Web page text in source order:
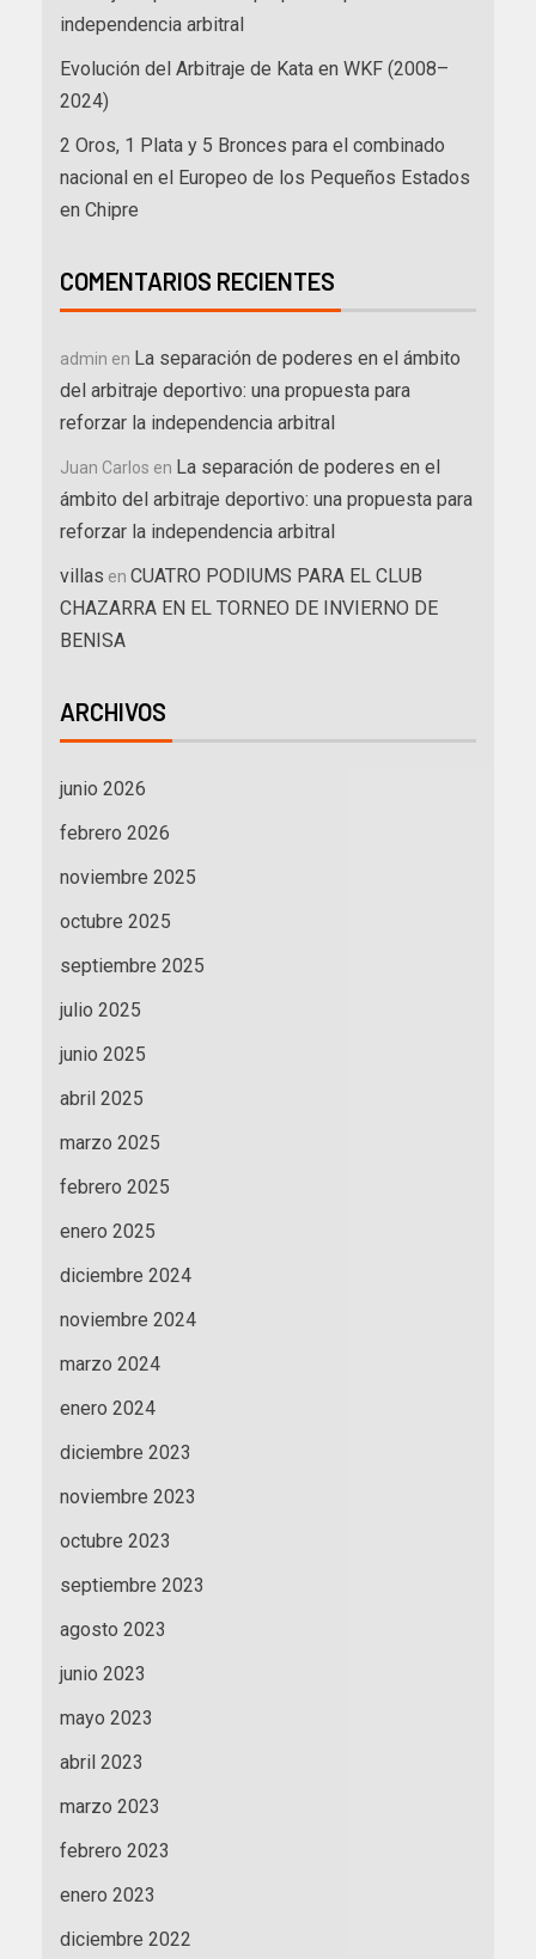
independencia arbitral
Evolución del Arbitraje de Kata en WKF (2008–
2024)
2 Oros, 1 Plata y 5 Bronces para el combinado
nacional en el Europeo de los Pequeños Estados
en Chipre
COMENTARIOS RECIENTES
admin en La separación de poderes en el ámbito
del arbitraje deportivo: una propuesta para
reforzar la independencia arbitral
Juan Carlos en La separación de poderes en el
ámbito del arbitraje deportivo: una propuesta para
reforzar la independencia arbitral
villas en CUATRO PODIUMS PARA EL CLUB
CHAZARRA EN EL TORNEO DE INVIERNO DE
BENISA
ARCHIVOS
junio 2026
febrero 2026
noviembre 2025
octubre 2025
septiembre 2025
julio 2025
junio 2025
abril 2025
marzo 2025
febrero 2025
enero 2025
diciembre 2024
noviembre 2024
marzo 2024
enero 2024
diciembre 2023
noviembre 2023
octubre 2023
septiembre 2023
agosto 2023
junio 2023
mayo 2023
abril 2023
marzo 2023
febrero 2023
enero 2023
diciembre 2022